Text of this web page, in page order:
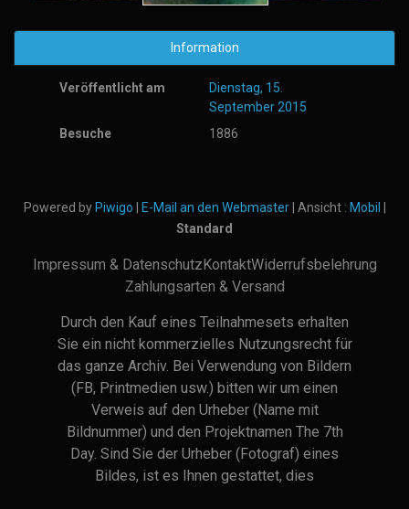
Information
Veröffentlicht am
Dienstag, 15.
September 2015
Besuche
1886
Powered byPiwigo | E-Mail an den Webmaster| Ansicht : Mobil |
Standard
Impressum & DatenschutzKontaktWiderrufsbelehrung
Zahlungsarten & Versand
Durch den Kauf eines Teilnahmesets erhalten
Sie ein nicht kommerzielles Nutzungsrecht für
das ganze Archiv. Bei Verwendung von Bildern
(FB, Printmedien usw.) bitten wir um einen
Verweis auf den Urheber (Name mit
Bildnummer) und den Projektnamen The 7th
Day. Sind Sie der Urheber (Fotograf) eines
Bildes, ist es Ihnen gestattet, dies